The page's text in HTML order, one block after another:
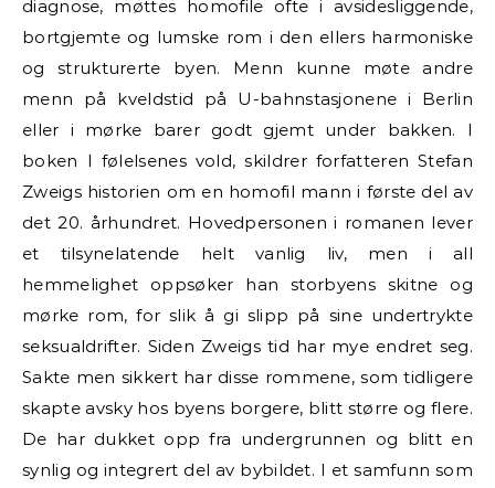
diagnose, møttes homofile ofte i avsidesliggende,
bortgjemte og lumske rom i den ellers harmoniske
og strukturerte byen. Menn kunne møte andre
menn på kveldstid på U-bahnstasjonene i Berlin
eller i mørke barer godt gjemt under bakken. I
boken I følelsenes vold, skildrer forfatteren Stefan
Zweigs historien om en homofil mann i første del av
det 20. århundret. Hovedpersonen i romanen lever
et tilsynelatende helt vanlig liv, men i all
hemmelighet oppsøker han storbyens skitne og
mørke rom, for slik å gi slipp på sine undertrykte
seksualdrifter. Siden Zweigs tid har mye endret seg.
Sakte men sikkert har disse rommene, som tidligere
skapte avsky hos byens borgere, blitt større og flere.
De har dukket opp fra undergrunnen og blitt en
synlig og integrert del av bybildet. I et samfunn som